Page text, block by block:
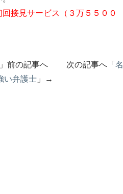
接見サービス（３万５５００
」前の記事へ 次の記事へ「 名
い弁護士 」→